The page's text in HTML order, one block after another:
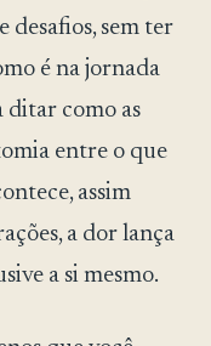
desafios, sem ter
é na jornada
ditar como as
entre o que
assim
a dor lança
a si mesmo.